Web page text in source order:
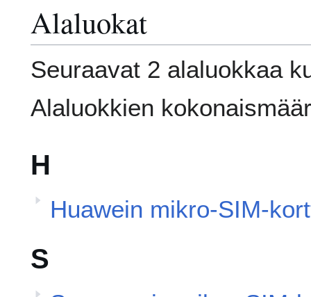
Alaluokat
Seuraavat 2 alaluokkaa
Alaluokkien
H
Huawein mikro-SIM-
S